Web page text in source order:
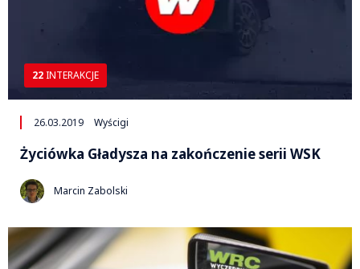
22 INTERAKCJE
26.03.2019 Wyścigi
Życiówka Gładysza na zakończenie serii WSK
Marcin Zabolski